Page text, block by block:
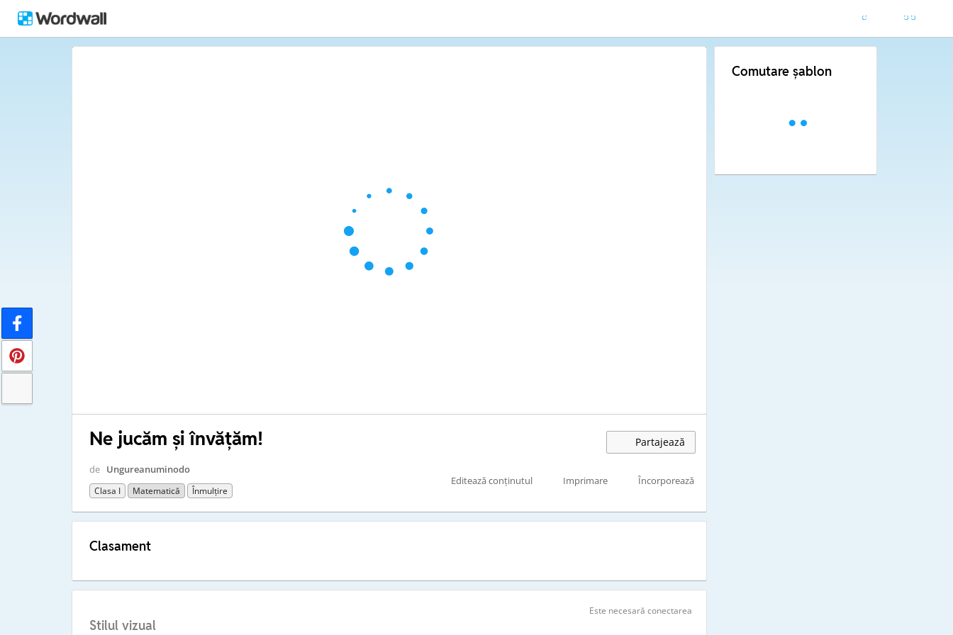
Ne jucăm şi învăţăm! Partajează
de Ungureanuminodo
Clasa I Matematică Înmulțire
Editează conținutul Imprimare Încorporează
Clasament
Este necesară conectarea
Stilul vizual
Comutare șablon